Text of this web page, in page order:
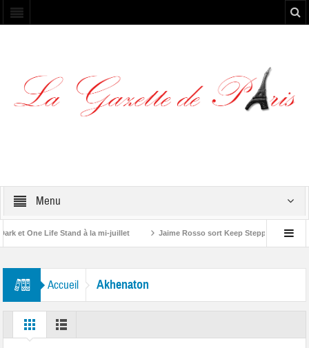
Menu
et One Life Stand à la mi-juillet Jaime Rosso sort Keep Stepping, son
Accueil Akhenaton